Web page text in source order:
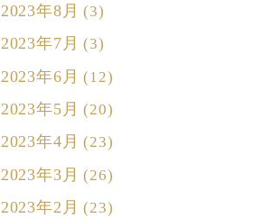
2023年8月 (3)
2023年7月 (3)
2023年6月 (12)
2023年5月 (20)
2023年4月 (23)
2023年3月 (26)
2023年2月 (23)